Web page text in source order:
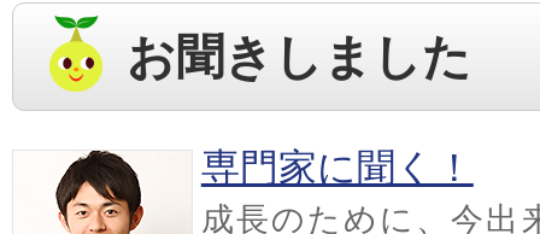
お聞きしました
専門家に聞く！
成長のために、今出